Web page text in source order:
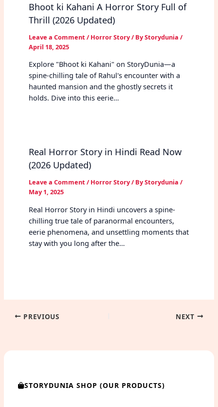
Bhoot ki Kahani A Horror Story Full of
Thrill (2026 Updated)
Leave a Comment / Horror Story/ ByStorydunia /
April 18, 2025
Explore "Bhoot ki Kahani" on StoryDunia—a
spine-chilling tale of Rahul's encounter with a
haunted mansion and the ghostly secrets it
holds. Dive into this eerie…
Real Horror Story in Hindi Read Now
(2026 Updated)
Leave a Comment / Horror Story/ ByStorydunia /
May 1, 2025
Real Horror Story in Hindi uncovers a spine-
chilling true tale of paranormal encounters,
eerie phenomena, and unsettling moments that
stay with you long after the…
PREVIOUS NEXT
STORYDUNIA SHOP (OUR PRODUCTS)